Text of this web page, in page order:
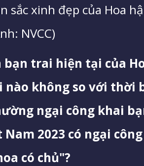
sắc xinh đẹp của Hoa
NVCC)
bạn trai hiện tại của
nào không so với thời
ngại công khai
2023 có ngại
có chủ"?